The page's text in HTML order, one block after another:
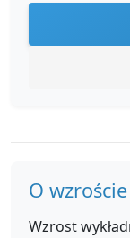
O
Wzrost